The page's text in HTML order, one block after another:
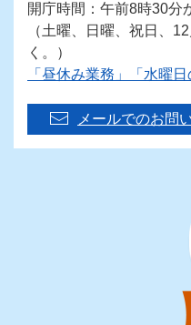
開庁時間：午前8時30分
（土曜、日曜、祝日、
く。）
「昼休み業務」「水曜
メールでのお問